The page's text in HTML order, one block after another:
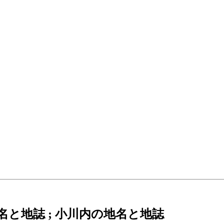
と地誌 ; 小川内の地名と地誌